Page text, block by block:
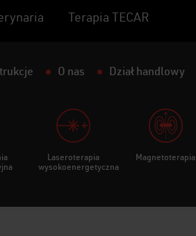
Terapia TECAR
O nas Dział handlowy
Laseroterapia
wysokoenergetyczna
Magnetoterapia